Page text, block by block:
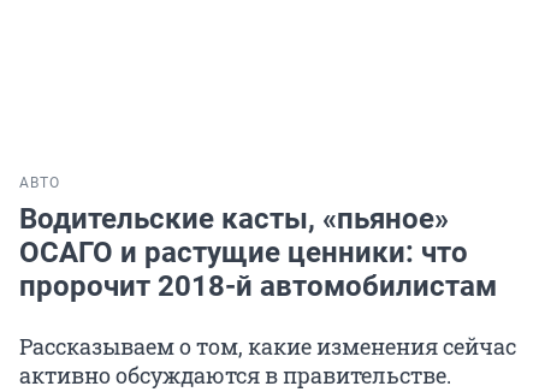
АВТО
Водительские касты, «пьяное»
ОСАГО и растущие ценники: что
пророчит 2018-й автомобилистам
Рассказываем о том, какие изменения сейчас
активно обсуждаются в правительстве.